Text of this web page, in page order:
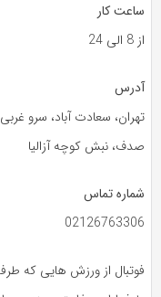
ساعت کار
از 8 الی 24
آدرس
تهران، سعادت آباد، سرو
صدف، نبش کوچه آزالیا
شماره تماس
02126763306
فوتبال از ورزش هایی که